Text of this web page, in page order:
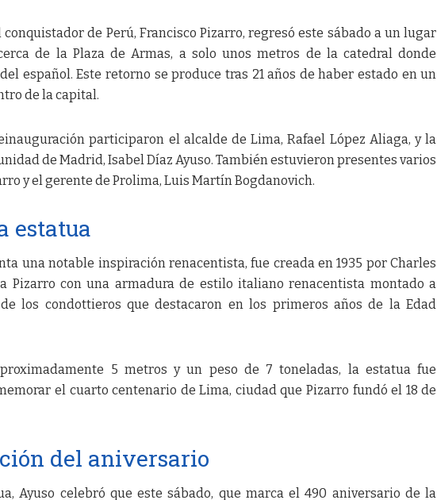
de Perú, Francisco Pizarro, regresó este sábado a un lugar
de la Plaza de Armas, a solo unos metros de la catedral donde
español. Este retorno se produce tras 21 años de haber estado en un
de la capital.
participaron el alcalde de Lima, Rafael López Aliaga, y la
de Madrid, Isabel Díaz Ayuso. También estuvieron presentes varios
y el gerente de Prolima, Luis Martín Bogdanovich.
estatua
una notable inspiración renacentista, fue creada en 1935 por Charles
a Pizarro con una armadura de estilo italiano renacentista montado a
los condottieros que destacaron en los primeros años de la Edad
5 metros y un peso de 7 toneladas, la estatua fue
el cuarto centenario de Lima, ciudad que Pizarro fundó el 18 de
del aniversario
Ayuso celebró que este sábado, que marca el 490 aniversario de la